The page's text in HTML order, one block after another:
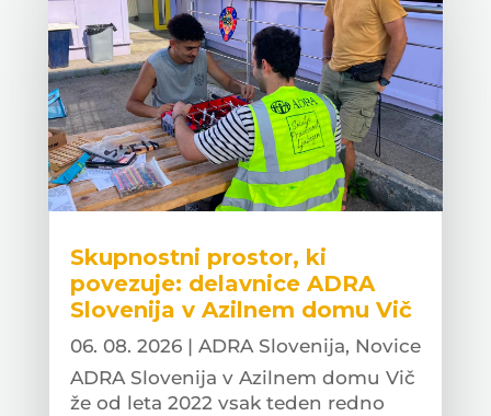
Skupnostni prostor, ki
povezuje: delavnice ADRA
Slovenija v Azilnem domu Vič
06. 08. 2026| ADRA Slovenija, Novice
ADRA Slovenija v Azilnem domu Vič
že od leta 2022 vsak teden redno